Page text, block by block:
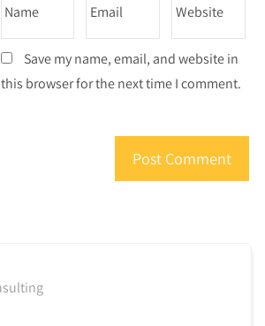
Save my name, email, and website in
this browser for the next time I comment.